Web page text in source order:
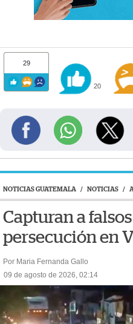
29
20
NOTICIAS GUATEMALA / NOTICIAS /
Capturan a
persecución en
Por Maria Fernanda Gallo
09 de agosto de 2026, 02:14